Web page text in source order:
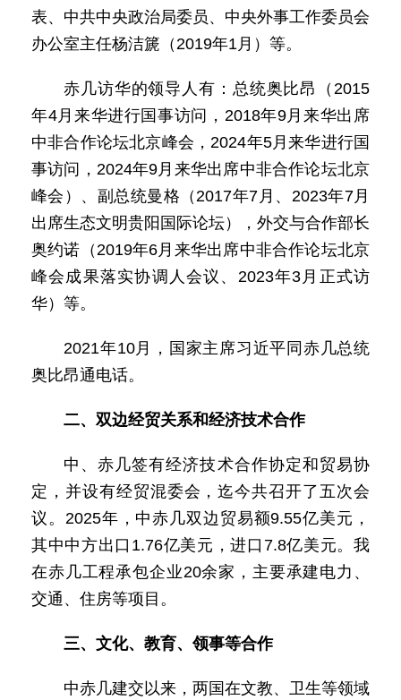
表、中共中央政治局委员、中央外事工作委员会
办公室主任杨洁篪（2019年1月）等。
赤几访华的领导人有：总统奥比昂（2015
年4月来华进行国事访问，2018年9月来华出席
中非合作论坛北京峰会，2024年5月来华进行国
事访问，2024年9月来华出席中非合作论坛北京
峰会）、副总统曼格（2017年7月、2023年7月
出席生态文明贵阳国际论坛），外交与合作部长
奥约诺（2019年6月来华出席中非合作论坛北京
峰会成果落实协调人会议、2023年3月正式访
华）等。
2021年10月，国家主席习近平同赤几总统
奥比昂通电话。
二、双边经贸关系和经济技术合作
中、赤几签有经济技术合作协定和贸易协
定，并设有经贸混委会，迄今共召开了五次会
议。2025年，中赤几双边贸易额9.55亿美元，
其中中方出口1.76亿美元，进口7.8亿美元。我
在赤几工程承包企业20余家，主要承建电力、
交通、住房等项目。
三、文化、教育、领事等合作
中赤几建交以来，两国在文教、卫生等领域